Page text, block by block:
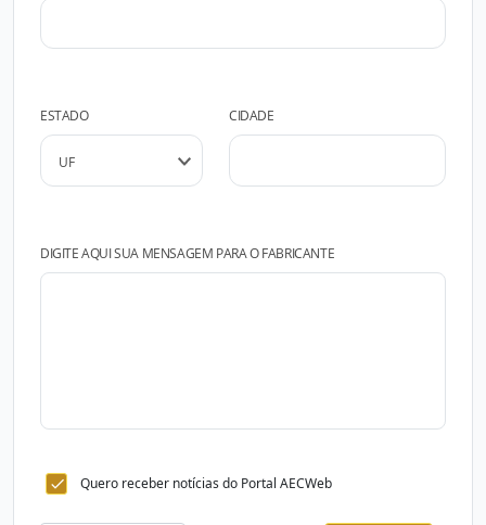
ESTADO CIDADE
DIGITE AQUI SUA MENSAGEM PARA O FABRICANTE
Quero receber notícias do Portal AECWeb